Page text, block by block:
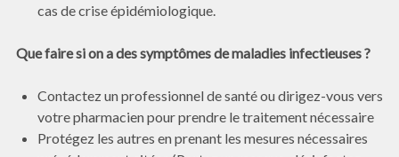
cas de crise épidémiologique.
Que faire si on a des symptômes de maladies infectieuses ?
Contactez un professionnel de santé ou dirigez-vous vers
votre pharmacien pour prendre le traitement nécessaire
Protégez les autres en prenant les mesures nécessaires